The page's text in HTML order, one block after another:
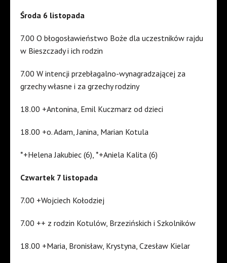
Środa 6 listopada
7.00 O błogosławieństwo Boże dla uczestników rajdu
w Bieszczady i ich rodzin
7.00 W intencji przebłagalno-wynagradzającej za
grzechy własne i za grzechy rodziny
18.00 +Antonina, Emil Kuczmarz od dzieci
18.00 +o. Adam, Janina, Marian Kotula
*+Helena Jakubiec (6), *+Aniela Kalita (6)
Czwartek 7 listopada
7.00 +Wojciech Kołodziej
7.00 ++ z rodzin Kotulów, Brzezińskich i Szkolników
18.00 +Maria, Bronisław, Krystyna, Czesław Kielar